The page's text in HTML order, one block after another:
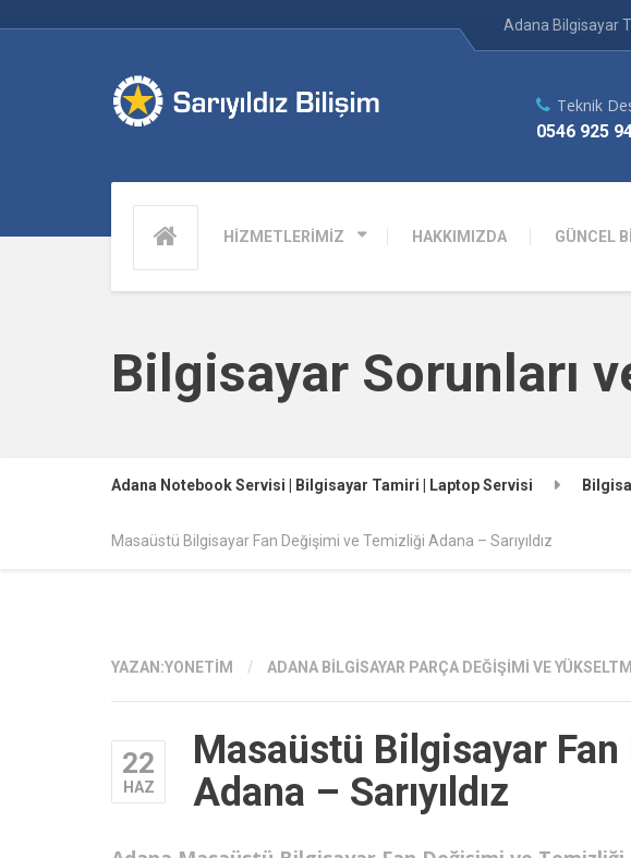
Adana Bilgisayar
HİZMETLERİMİZ HAKKIMIZDA GÜNCEL
Teknik
0546 925
Bilgisayar Sorunları
Adana Notebook Servisi | Bilgisayar Tamiri | Laptop Servisi
Masaüstü Bilgisayar Fan Değişimi ve Temizliği Adana – Sarıyıldız
YAZAN:YONETIM / ADANA BILGISAYAR PARÇA DEĞIŞIMI VE
22
HAZ
Masaüstü Bilgisayar
Adana – Sarıyıldız